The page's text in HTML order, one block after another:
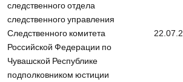
следственного отдела
следственного управления
Следственного комитета
Российской Федерации по
Чувашской Республике
подполковником юстиции